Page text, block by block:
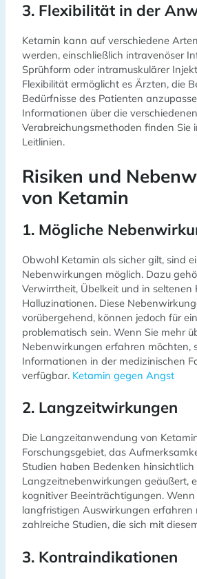
3. Flexibilität in der
Ketamin kann auf verschiedene
werden, einschließlich intravenöser
Sprühform oder intramuskulärer
Flexibilität ermöglicht es Ärzten, die
Bedürfnisse des Patienten
Informationen über die verschiedenen
Verabreichungsmethoden finden Sie
Leitlinien.
Risiken und
von Ketamin
1. Mögliche
Obwohl Ketamin als sicher gilt, sind
Nebenwirkungen möglich. Dazu
Verwirrtheit, Übelkeit und in seltenen
Halluzinationen. Diese
vorübergehend, können jedoch für
problematisch sein. Wenn Sie mehr
Nebenwirkungen erfahren möchten,
Informationen in der medizinischen
verfügbar. Ketamin gegen Angst
2. Langzeitwirkungen
Die Langzeitanwendung von
Forschungsgebiet, das
Studien haben Bedenken hinsichtlich
Langzeitnebenwirkungen geäußert,
kognitiver Beeinträchtigungen.
langfristigen Auswirkungen erfahren
zahlreiche Studien, die sich mit
3. Kontraindikationen